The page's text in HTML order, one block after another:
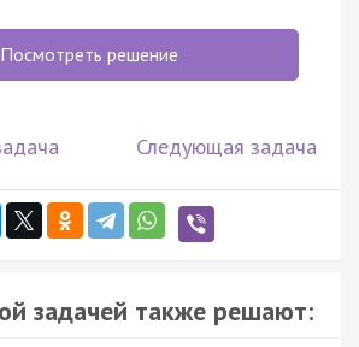
Посмотреть решение
Следующая задача
задачей также решают: